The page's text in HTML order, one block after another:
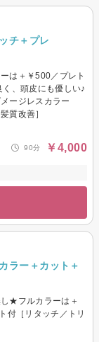
チ＋プレ
は＋￥500／プレト
、頭皮にも優しい♪
ージレスカラー
質改善］
90分 ￥4,000
ラー＋カット＋
★フルカラーは＋
付［リタッチ／トリ